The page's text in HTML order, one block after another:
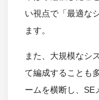
い視点で「最適な
ます。
また、大規模なシ
て編成することも
ームを横断し、SE